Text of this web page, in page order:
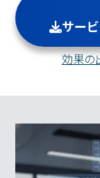
サー
効果の